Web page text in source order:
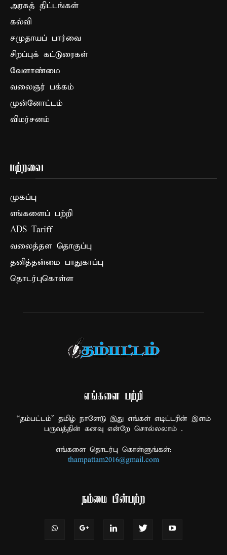
அரசுத் திட்டங்கள்
கல்வி
சமுதாயப் பார்வை
சிறப்புக் கட்டுரைகள்
வேளாண்மை
வலைஞர் பக்கம்
முன்னோட்டம்
விமர்சனம்
மற்றவை
முகப்பு
எங்களைப் பற்றி
ADS Tariff
வலைத்தள தொகுப்பு
தனித்தன்மை பாதுகாப்பு
தொடர்புகொள்ள
எங்களை பற்றி
“தம்பட்டம்” தமிழ் நாளேடு இது எங்கள் எடிட்டரின் இளம்
பருவத்தின் கனவு என்றே சொல்லலாம் .
எங்களை தொடர்பு கொள்ளுங்கள்:
thampattam2016@gmail.com
நம்மை பின்பற்ற